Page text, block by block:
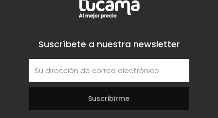
Suscríbete a nuestra newsletter